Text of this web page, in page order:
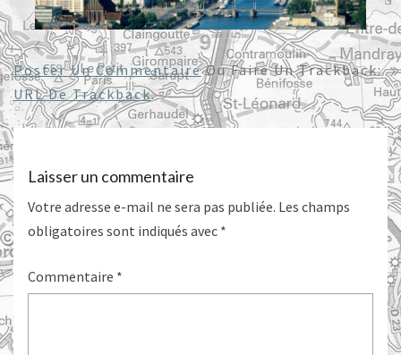
Poster Un CommentaireOu Faire Un Trackback:
URL De Trackback.
Laisser un commentaire
Votre adresse e-mail ne sera pas publiée. Les champs
obligatoires sont indiqués avec *
Commentaire *